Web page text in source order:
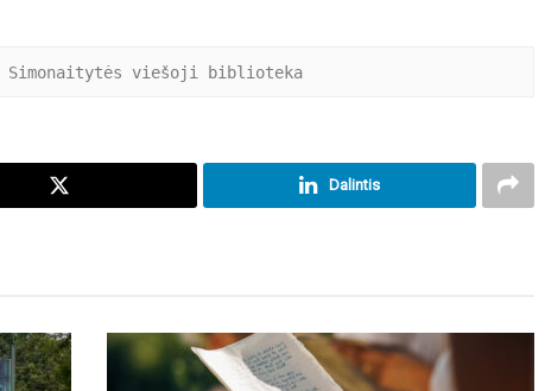
Simonaitytės viešoji biblioteka
Dalintis